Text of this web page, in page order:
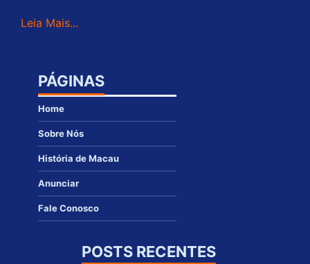
Leia Mais...
PÁGINAS
Home
Sobre Nós
História de Macau
Anunciar
Fale Conosco
POSTS RECENTES